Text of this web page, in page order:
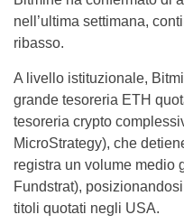
nell’ultima settimana,
ribasso.
A livello istituzionale,
grande tesoreria ETH
tesoreria crypto
MicroStrategy), che
registra un volume medio
Fundstrat),
titoli quotati negli USA.